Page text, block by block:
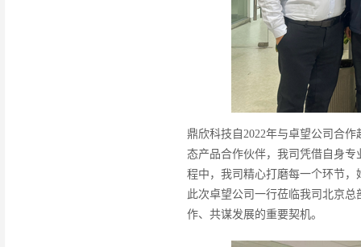
鼎欣科技自2022年与卓望公司合
态产品合作伙伴，我司凭借自身
程中，我司精心打磨每一个环节
此次卓望公司一行莅临我司北京
作、共谋发展的重要契机。